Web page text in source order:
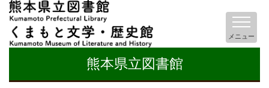
熊本県立図書館
メニュー